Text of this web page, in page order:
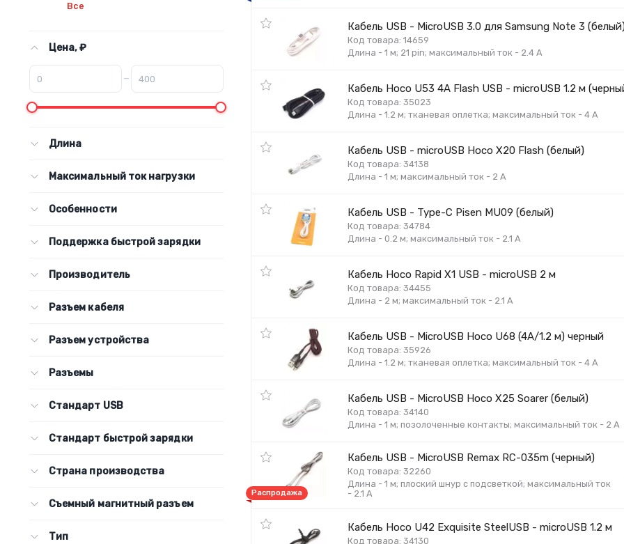
Все
Цена, ₽
–
Длина
Максимальный ток нагрузки
Особенности
Поддержка быстрой зарядки
Производитель
Разъем кабеля
Разъем устройства
Разъемы
Стандарт USB
Стандарт быстрой зарядки
Страна производства
Съемный магнитный разъем
Тип
Кабель USB - MicroUSB 3.0 для Samsung Note 3
Код товара: 14659
Длина - 1 м; 21 pin; максимальный ток - 2.4 А
Кабель Hoco U53 4A Flash USB - microUSB 1.2 м
Код товара: 35023
Длина - 1.2 м; тканевая оплетка; максимальный ток - 4 А
Кабель USB - microUSB Hoco X20 Flash (белый)
Код товара: 34138
Длина - 1 м; максимальный ток - 2 А
Кабель USB - Type-C Pisen MU09 (белый)
Код товара: 34784
Длина - 0.2 м; максимальный ток - 2.1 А
Кабель Hoco Rapid X1 USB - microUSB 2 м
Код товара: 34455
Длина - 2 м; максимальный ток - 2.1 А
Кабель USB - MicroUSB Hoco U68 (4A/1.2 м) черный
Код товара: 35926
Длина - 1.2 м; тканевая оплетка; максимальный ток - 4 А
Кабель USB - MicroUSB Hoco X25 Soarer (белый)
Код товара: 34140
Длина - 1 м; позолоченные контакты; максимальный ток - 2 А
Кабель USB - MicroUSB Remax RC-035m (черный)
Код товара: 32260
Длина - 1 м; плоский шнур с подсветкой; максимальный ток
- 2.1 А
Распродажа
Кабель Hoco U42 Exquisite SteelUSB - microUSB 1.2 м
Код товара: 34130